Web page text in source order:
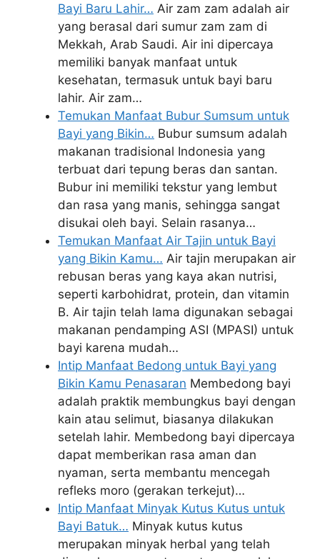
Bayi Baru Lahir… Air zam zam adalah air
yang berasal dari sumur zam zam di
Mekkah, Arab Saudi. Air ini dipercaya
memiliki banyak manfaat untuk
kesehatan, termasuk untuk bayi baru
lahir. Air zam…
Temukan Manfaat Bubur Sumsum untuk
Bayi yang Bikin… Bubur sumsum adalah
makanan tradisional Indonesia yang
terbuat dari tepung beras dan santan.
Bubur ini memiliki tekstur yang lembut
dan rasa yang manis, sehingga sangat
disukai oleh bayi. Selain rasanya…
Temukan Manfaat Air Tajin untuk Bayi
yang Bikin Kamu… Air tajin merupakan air
rebusan beras yang kaya akan nutrisi,
seperti karbohidrat, protein, dan vitamin
B. Air tajin telah lama digunakan sebagai
makanan pendamping ASI (MPASI) untuk
bayi karena mudah…
Intip Manfaat Bedong untuk Bayi yang
Bikin Kamu Penasaran Membedong bayi
adalah praktik membungkus bayi dengan
kain atau selimut, biasanya dilakukan
setelah lahir. Membedong bayi dipercaya
dapat memberikan rasa aman dan
nyaman, serta membantu mencegah
refleks moro (gerakan terkejut)…
Intip Manfaat Minyak Kutus Kutus untuk
Bayi Batuk… Minyak kutus kutus
merupakan minyak herbal yang telah